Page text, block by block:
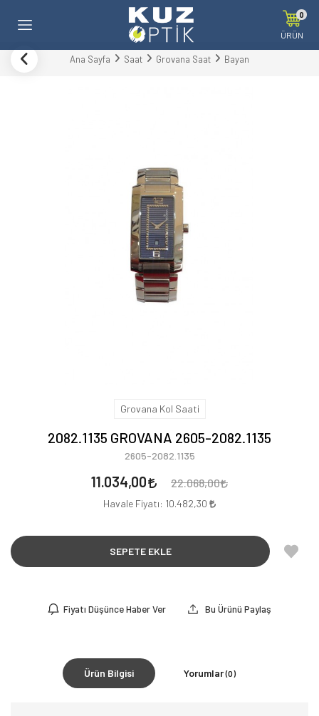
0
ÜRÜN
Ana Sayfa Saat Grovana Saat Bayan
Grovana Kol Saati
2082.1135 GROVANA 2605-2082.1135
2605-2082.1135
11.034,00 22.068,00
Havale Fiyatı: 10.482,30
SEPETE EKLE
Fiyatı Düşünce Haber Ver Bu Ürünü Paylaş
Ürün Bilgisi Yorumlar(0)